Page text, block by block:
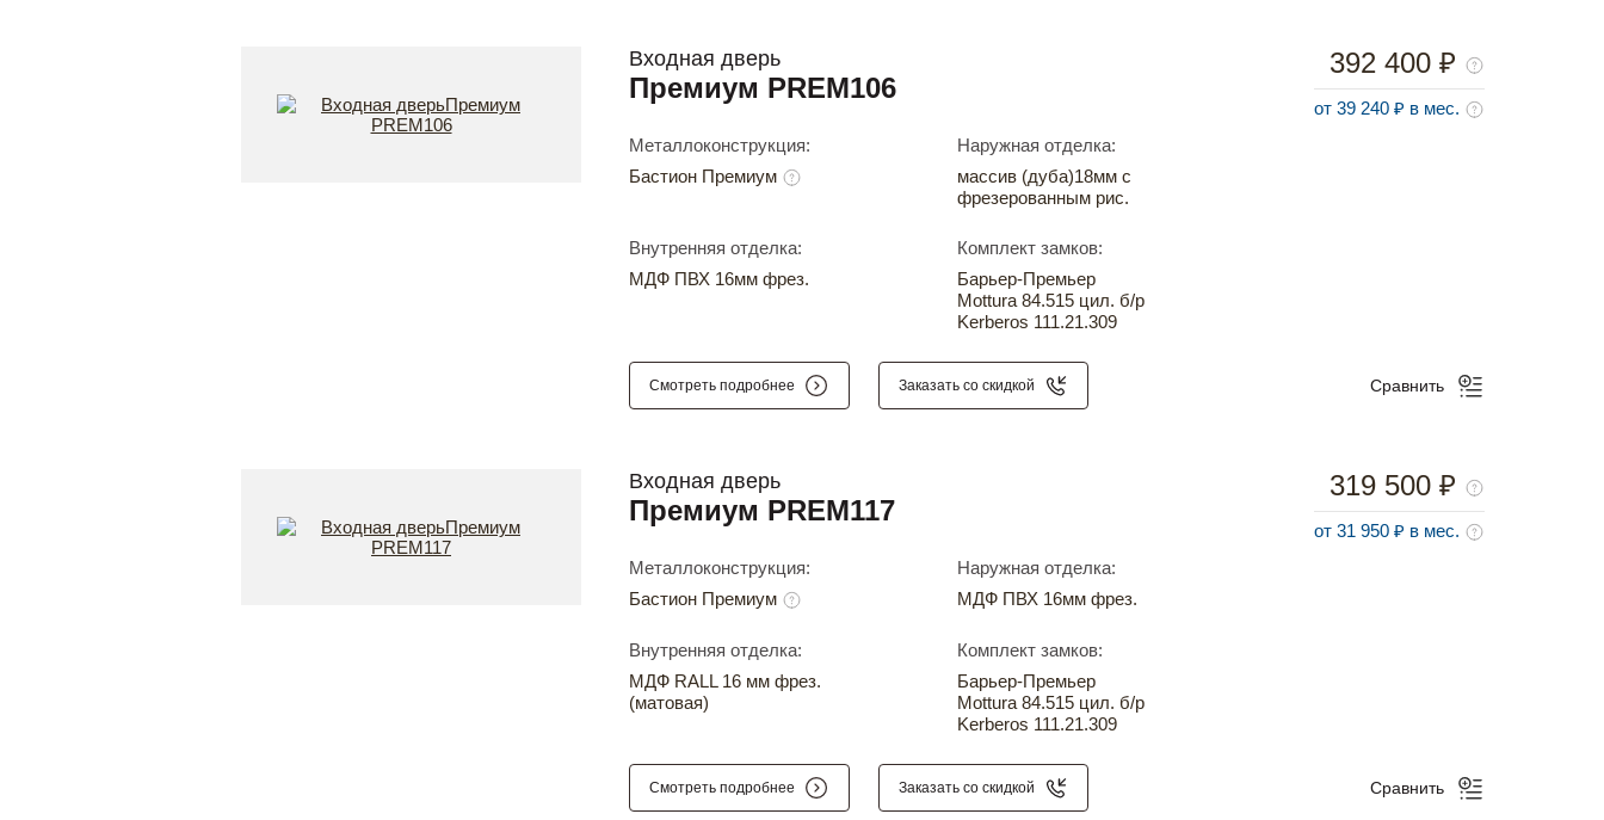
Входная дверь
Премиум PREM106
Металлоконструкция:
Бастион Премиум
Наружная отделка:
массив (дуба)18мм с
фрезерованным рис.
Внутренняя отделка:
МДФ ПВХ 16мм фрез.
Комплект замков:
Барьер-Премьер
Mottura 84.515 цил. б/р
Kerberos 111.21.309
392 400 ₽
от 39 240 ₽ в мес.
Смотреть подробнее Заказать со скидкой Сравнить
Входная дверь
Премиум PREM117
Металлоконструкция:
Бастион Премиум
Наружная отделка:
МДФ ПВХ 16мм фрез.
Внутренняя отделка:
МДФ RALL 16 мм фрез.
(матовая)
Комплект замков:
Барьер-Премьер
Mottura 84.515 цил. б/р
Kerberos 111.21.309
319 500 ₽
от 31 950 ₽ в мес.
Смотреть подробнее Заказать со скидкой Сравнить